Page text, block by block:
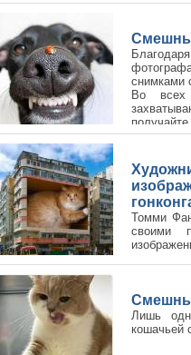
снимками
Во всех
Томми
своими
Лишь
кошачьей